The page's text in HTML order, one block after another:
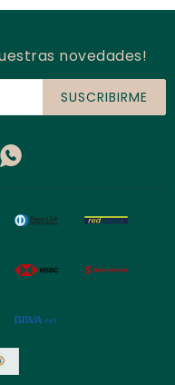
novedades!
SUSCRIBIRME
